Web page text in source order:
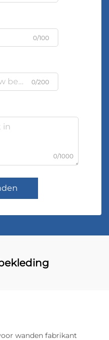
0/100
0/200
0/1000
wanden fabrikant